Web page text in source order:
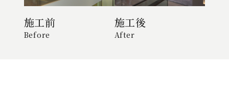
施工前
Before
施工後
After
施工前
Before
施工後
After
施工前
Before
施工後
After